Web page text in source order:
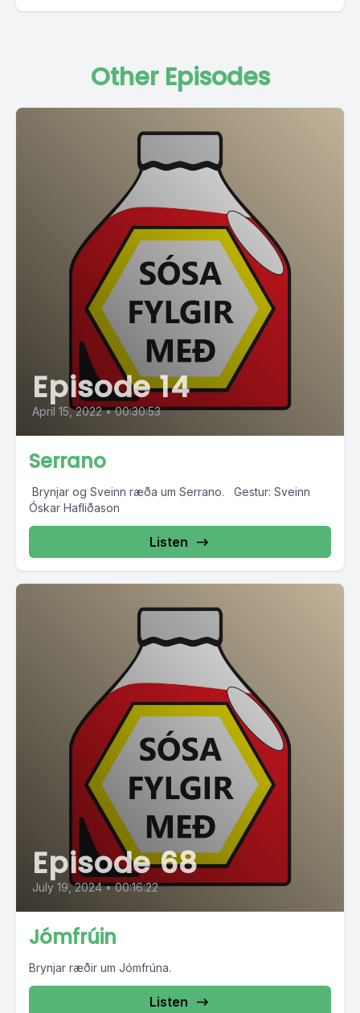
Other Episodes
Episode 14
April 15, 2022 • 00:30:53
Serrano
Brynjar og Sveinn ræða um Serrano. Gestur: Sveinn
Óskar Hafliðason
Listen
Episode 68
July 19, 2024 • 00:16:22
Jómfrúin
Brynjar ræðir um Jómfrúna.
Listen